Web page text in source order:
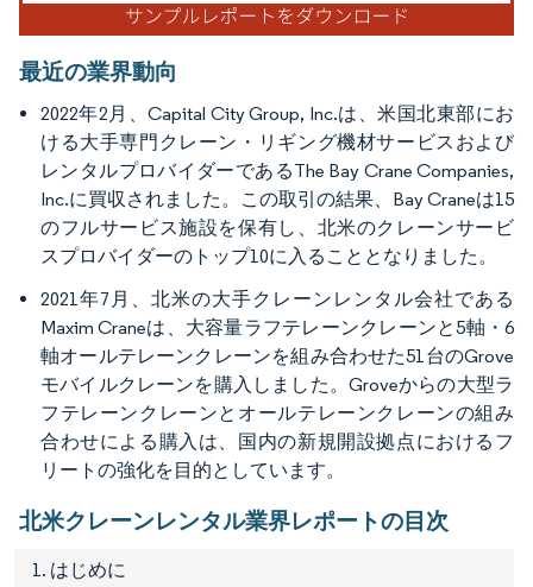
最近の業界動向
2022年2月、Capital City Group, Inc.は、米国北東部にお
ける大手専門クレーン・リギング機材サービスおよび
レンタルプロバイダーであるThe Bay Crane Companies,
Inc.に買収されました。この取引の結果、Bay Craneは15
のフルサービス施設を保有し、北米のクレーンサービ
スプロバイダーのトップ10に入ることとなりました。
2021年7月、北米の大手クレーンレンタル会社である
Maxim Craneは、大容量ラフテレーンクレーンと5軸・6
軸オールテレーンクレーンを組み合わせた51台のGrove
モバイルクレーンを購入しました。Groveからの大型ラ
フテレーンクレーンとオールテレーンクレーンの組み
合わせによる購入は、国内の新規開設拠点におけるフ
リートの強化を目的としています。
北米クレーンレンタル業界レポートの目次
1. はじめに